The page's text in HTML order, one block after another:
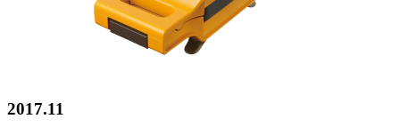
2017.11